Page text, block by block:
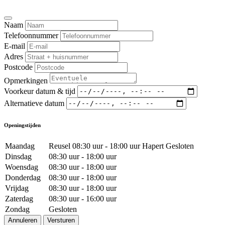
Naam
Telefoonnummer
E-mail
Adres
Postcode
Opmerkingen
Voorkeur datum & tijd
Alternatieve datum
Openingstijden
Maandag
Reusel 08:30 uur - 18:00 uur Hapert Gesloten
Dinsdag
08:30 uur - 18:00 uur
Woensdag
08:30 uur - 18:00 uur
Donderdag
08:30 uur - 18:00 uur
Vrijdag
08:30 uur - 18:00 uur
Zaterdag
08:30 uur - 16:00 uur
Zondag
Gesloten
Annuleren Versturen